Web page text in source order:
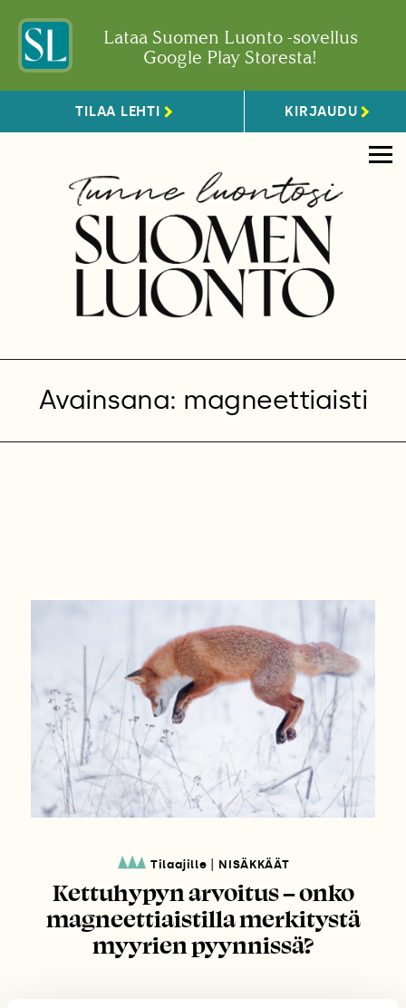
Lataa Suomen Luonto -sovellus
Google Play Storesta!
TILAA LEHTI KIRJAUDU
Avainsana: magneettiaisti
Tilaajille NISÄKKÄÄT
Kettuhypyn arvoitus – onko
magneettiaistilla merkitystä
myyrien pyynnissä?